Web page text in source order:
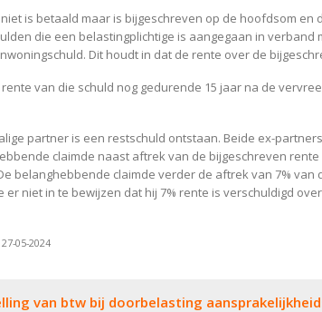
is betaald maar is bijgeschreven op de hoofdsom
die een belastingplichtige is aangegaan in verband
Dit houdt in dat de rente over de
van die schuld nog gedurende 15 jaar na de
partner is een restschuld ontstaan. Beide ex-
claimde naast aftrek van de bijgeschreven
belanghebbende claimde verder de aftrek van 7% van
niet in te bewijzen dat hij 7% rente is verschuldigd
05-2024
van btw bij doorbelasting